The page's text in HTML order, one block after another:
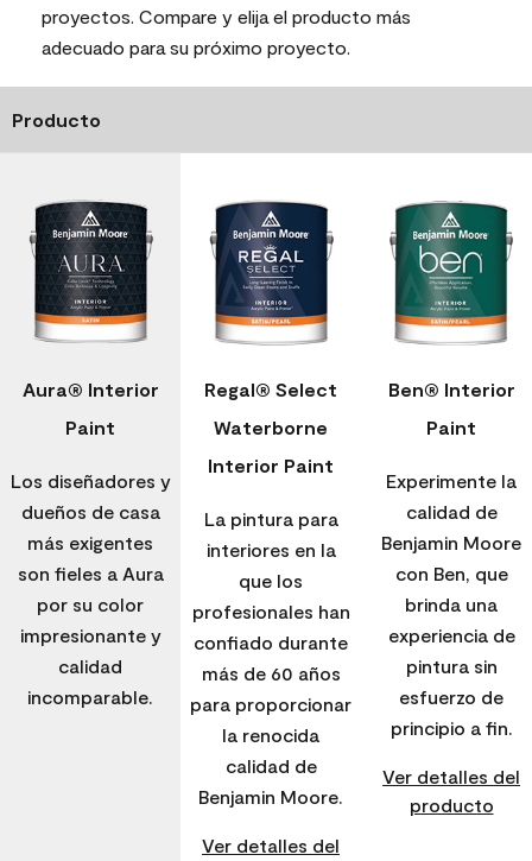
proyectos. Compare y elija el producto más
adecuado para su próximo proyecto.
Producto
Aura® Interior
Paint
Los diseñadores y
dueños de casa
más exigentes
son fieles a Aura
por su color
impresionante y
calidad
incomparable.
Regal® Select
Waterborne
Interior Paint
La pintura para
interiores en la
que los
profesionales han
confiado durante
más de 60 años
para proporcionar
la renocida
calidad de
Benjamin Moore.
Ver detalles del
Ben® Interior
Paint
Experimente la
calidad de
Benjamin Moore
con Ben, que
brinda una
experiencia de
pintura sin
esfuerzo de
principio a fin.
Ver detalles del
producto